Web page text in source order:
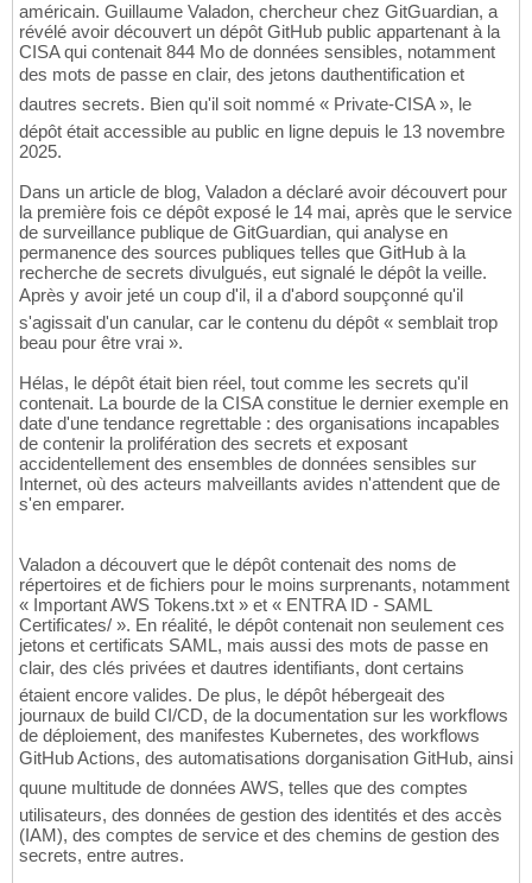
américain. Guillaume Valadon, chercheur chez GitGuardian, a
révélé avoir découvert un dépôt GitHub public appartenant à la
CISA qui contenait 844 Mo de données sensibles, notamment
des mots de passe en clair, des jetons dauthentification et
dautres secrets. Bien qu'il soit nommé « Private-CISA », le
dépôt était accessible au public en ligne depuis le 13 novembre
2025.
Dans un article de blog, Valadon a déclaré avoir découvert pour
la première fois ce dépôt exposé le 14 mai, après que le service
de surveillance publique de GitGuardian, qui analyse en
permanence des sources publiques telles que GitHub à la
recherche de secrets divulgués, eut signalé le dépôt la veille.
Après y avoir jeté un coup d'il, il a d'abord soupçonné qu'il
s'agissait d'un canular, car le contenu du dépôt « semblait trop
beau pour être vrai ».
Hélas, le dépôt était bien réel, tout comme les secrets qu'il
contenait. La bourde de la CISA constitue le dernier exemple en
date d'une tendance regrettable : des organisations incapables
de contenir la prolifération des secrets et exposant
accidentellement des ensembles de données sensibles sur
Internet, où des acteurs malveillants avides n'attendent que de
s'en emparer.
Valadon a découvert que le dépôt contenait des noms de
répertoires et de fichiers pour le moins surprenants, notamment
« Important AWS Tokens.txt » et « ENTRA ID - SAML
Certificates/ ». En réalité, le dépôt contenait non seulement ces
jetons et certificats SAML, mais aussi des mots de passe en
clair, des clés privées et dautres identifiants, dont certains
étaient encore valides. De plus, le dépôt hébergeait des
journaux de build CI/CD, de la documentation sur les workflows
de déploiement, des manifestes Kubernetes, des workflows
GitHub Actions, des automatisations dorganisation GitHub, ainsi
quune multitude de données AWS, telles que des comptes
utilisateurs, des données de gestion des identités et des accès
(IAM), des comptes de service et des chemins de gestion des
secrets, entre autres.